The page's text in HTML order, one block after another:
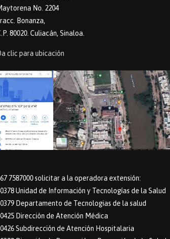
No. 2204
Bonanza,
80020. Culiacán, Sinaloa.
clic para ubicación
7587000 solicitar a la operadora extensión:
Unidad de Información y Tecnologías de la Salud
Departamento de Tecnologias de la salud
Dirección de Atención Médica
Subdirección de Atención Hospitalaria